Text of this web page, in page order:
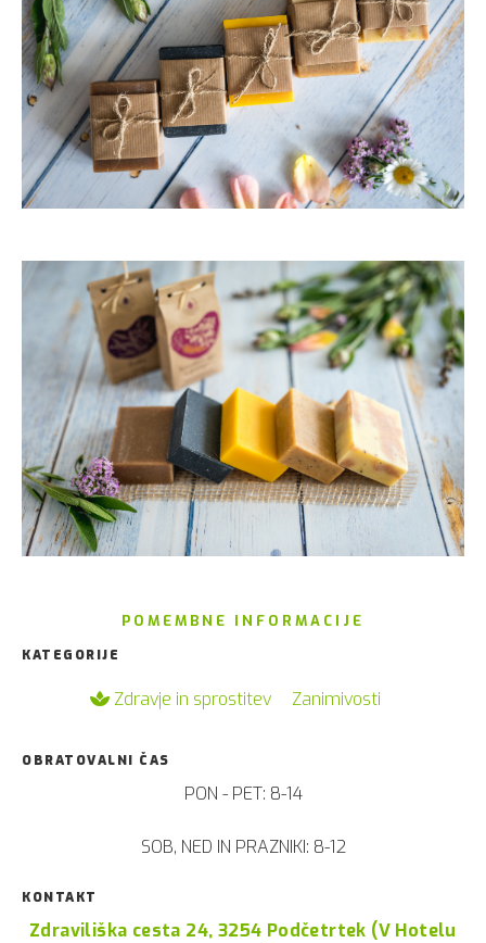
POMEMBNE INFORMACIJE
KATEGORIJE
Zdravje in sprostitev Zanimivosti
OBRATOVALNI ČAS
PON - PET: 8-14
SOB, NED IN PRAZNIKI: 8-12
KONTAKT
Zdraviliška cesta 24, 3254 Podčetrtek (V Hotelu